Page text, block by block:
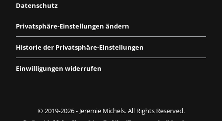
Datenschutz
Privatsphäre-Einstellungen ändern
Historie der Privatsphäre-Einstellungen
Einwilligungen widerrufen
© 2019-2026 - Jeremie Michels. All Rights Reserved.